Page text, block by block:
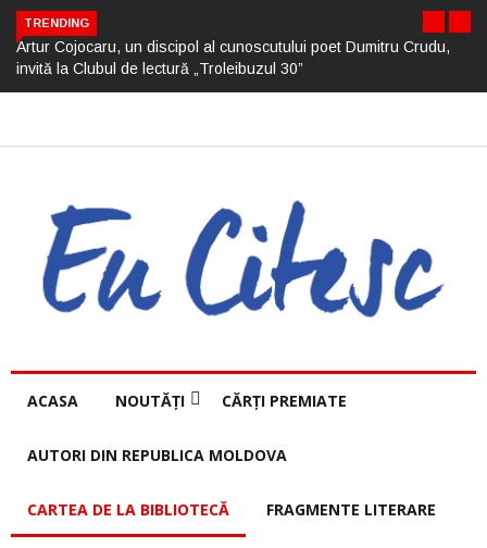
TRENDING
Artur Cojocaru, un discipol al cunoscutului poet Dumitru Crudu,
invită la Clubul de lectură „Troleibuzul 30”
ACASA NOUTĂȚI CĂRȚI PREMIATE
AUTORI DIN REPUBLICA MOLDOVA
CARTEA DE LA BIBLIOTECĂ FRAGMENTE LITERARE